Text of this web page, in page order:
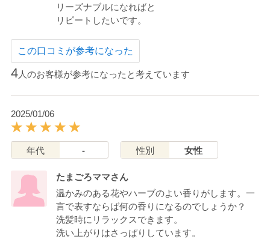
リーズナブルになればと
リピートしたいです。
この口コミが参考になった
4人のお客様が参考になったと考えています
2025/01/06
年代 - 性別 女性
たまごろママさん
温かみのある花やハーブのよい香りがします。一
言で表すならば何の香りになるのでしょうか？
洗髪時にリラックスできます。
洗い上がりはさっぱりしています。